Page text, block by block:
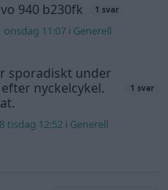
940 b230fk 1 svar
onsdag 11:07 i Generell
sporadiskt under
nyckelcykel.
1 svar
tisdag 12:52 i Generell